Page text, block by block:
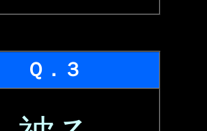
Ｑ．３